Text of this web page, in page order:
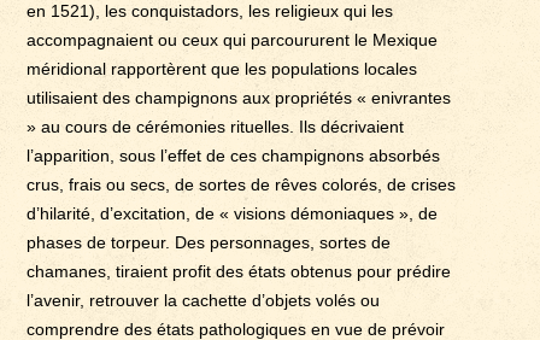
en 1521), les conquistadors, les religieux qui les
accompagnaient ou ceux qui parcoururent le Mexique
méridional rapportèrent que les populations locales
utilisaient des champignons aux propriétés « enivrantes
» au cours de cérémonies rituelles. Ils décrivaient
l’apparition, sous l’effet de ces champignons absorbés
crus, frais ou secs, de sortes de rêves colorés, de crises
d’hilarité, d’excitation, de « visions démoniaques », de
phases de torpeur. Des personnages, sortes de
chamanes, tiraient profit des états obtenus pour prédire
l’avenir, retrouver la cachette d’objets volés ou
comprendre des états pathologiques en vue de prévoir